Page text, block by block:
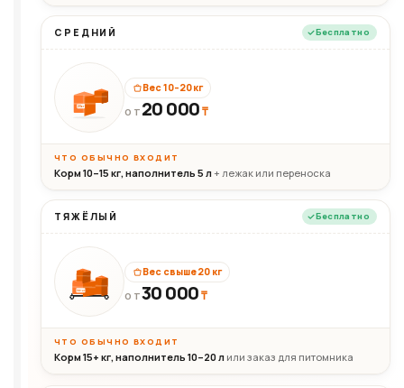
СРЕДНИЙ Бесплатно
20кг
Вес 10–20 кг
ОТ 20 000₸
ЧТО ОБЫЧНО ВХОДИТ
Корм 10–15 кг, наполнитель 5 л+ лежак или переноска
ТЯЖЁЛЫЙ Бесплатно
30+кг
Вес свыше 20 кг
ОТ30 000₸
ЧТО ОБЫЧНО ВХОДИТ
Корм 15+ кг, наполнитель 10–20 л или заказ для питомника